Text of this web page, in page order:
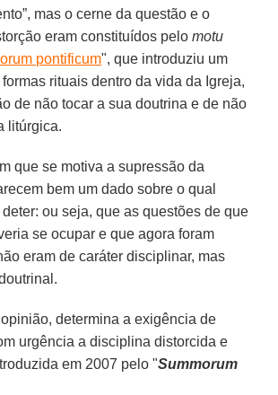
mas o cerne da questão e o
eram constituídos pelomotu
pontificum", que introduziu um
rituais dentro da vida da Igreja,
de não tocar a sua doutrina e de não
litúrgica.
que se motiva a supressão da
bem um dado sobre o qual
ou seja, que as questões de que
se ocupar e que agora foram
eram de caráter disciplinar, mas
determina a exigência de
urgência a disciplina distorcida e
em 2007 pelo "Summorum